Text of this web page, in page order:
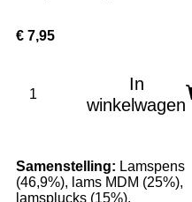
€ 7,95
In
winkelwagen
Samenstelling: Lamspens
(46,9%), lams MDM (25%),
lamsplucks (15%),